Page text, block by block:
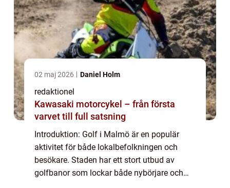
02 maj 2026 Daniel Holm
redaktionel
Kawasaki motorcykel – från första
varvet till full satsning
Introduktion: Golf i Malmö är en populär
aktivitet för både lokalbefolkningen och
besökare. Staden har ett stort utbud av
golfbanor som lockar både nybörjare och